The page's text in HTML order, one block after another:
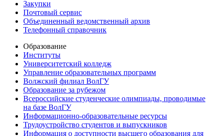
Закупки
Почтовый сервис
Объединенный ведомственный архив
Телефонный справочник
Образование
Институты
Университетский колледж
Управление образовательных программ
Волжский филиал ВолГУ
Образование за рубежом
Всероссийские студенческие олимпиады, проводимые
на базе ВолГУ
Информационно-образовательные ресурсы
Трудоустройство студентов и выпускников
Информация о доступности высшего образования для